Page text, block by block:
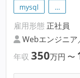
mysql
…
雇用形態 正社員
Webエンジニ
年収 350万円 〜